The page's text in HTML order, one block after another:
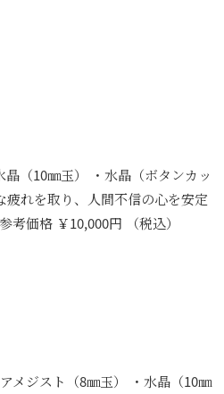
晶（10㎜玉） ・水晶（ボタンカッ
疲れを取り、人間不信の心を安定
考価格 ￥10,000円 （税込）
メジスト（8㎜玉） ・水晶（10㎜